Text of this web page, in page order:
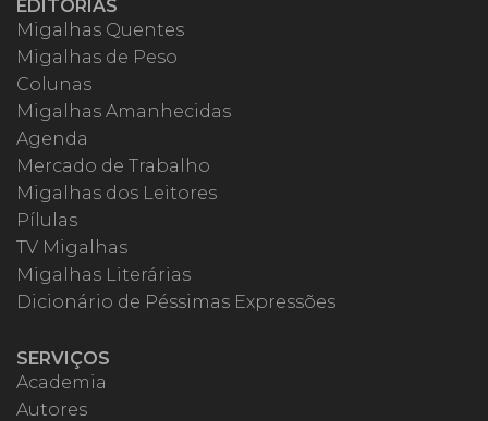
EDITORIAS
Migalhas Quentes
Migalhas de Peso
Colunas
Migalhas Amanhecidas
Agenda
Mercado de Trabalho
Migalhas dos Leitores
Pílulas
TV Migalhas
Migalhas Literárias
Dicionário de Péssimas Expressões
SERVIÇOS
Academia
Autores